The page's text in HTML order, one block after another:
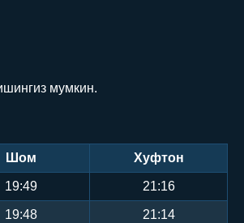
мумкин.
Шом Хуфтон
19:49 21:16
19:48 21:14